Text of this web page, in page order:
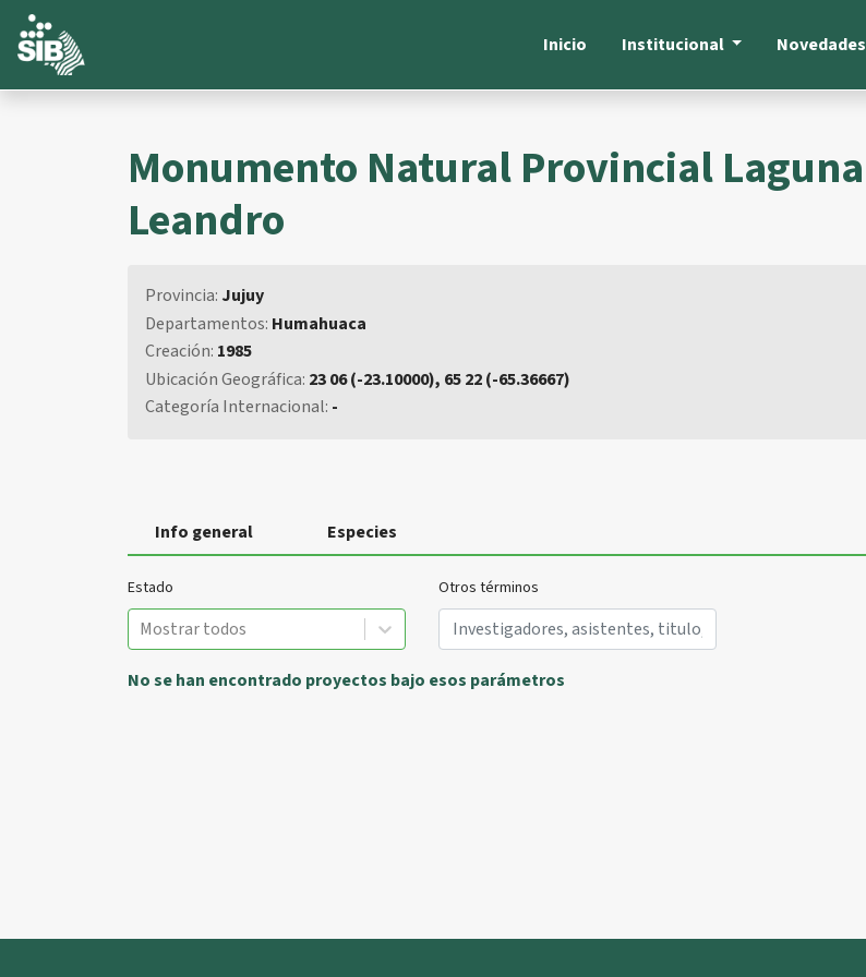
Inicio Institucional Novedades
Monumento Natural Provincial Laguna
Leandro
Provincia: Jujuy
Departamentos: Humahuaca
Creación: 1985
Ubicación Geográfica: 23 06 (-23.10000), 65 22 (-65.36667)
Categoría Internacional: -
Info general Especies
Estado
Mostrar todos
Otros términos
No se han encontrado proyectos bajo esos parámetros